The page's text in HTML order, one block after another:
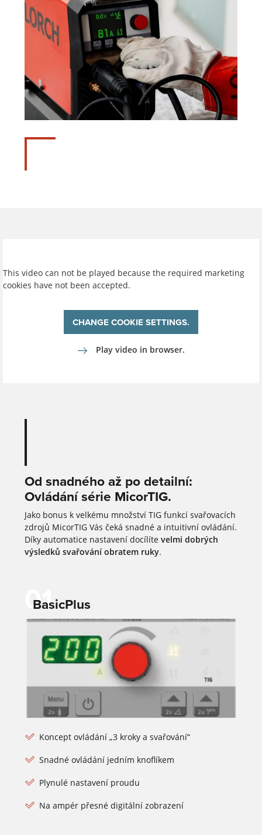
This video can not be played because the required marketing
cookies have not been accepted.
CHANGE COOKIE SETTINGS.
Play video in browser.
Od snadného až po detailní:
Ovládání série MicorTIG.
Jako bonus k velkému množství TIG funkcí svařovacích
zdrojů MicorTIG Vás čeká snadné a intuitivní ovládání.
Díky automatice nastavení docílíte velmi dobrých
výsledků svařování obratem ruky.
01
BasicPlus
Koncept ovládání „3 kroky a svařování“
Snadné ovládání jedním knoflíkem
Plynulé nastavení proudu
Na ampér přesné digitální zobrazení